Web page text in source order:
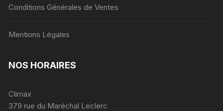
Conditions Générales de Ventes
Mentions Légales
NOS HORAIRES
Climax
379 rue du Maréchal Leclerc